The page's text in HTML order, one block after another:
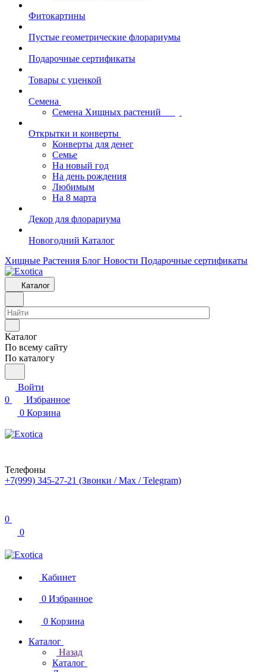
Фитокартины
Пустые геометрические флорариумы
Подарочные сертификаты
Товары с уценкой
Семена
Семена Хищных растений
Открытки и конверты
Конверты для денег
Семье
На новый год
На день рождения
Любимым
На 8 марта
Декор для флорариума
Новогодний Каталог
Хищные Растения Блог Новости Подарочные сертификаты
Каталог
Каталог
По всему сайту
По каталогу
Войти
0
Избранное
0 Корзина
Телефоны
+7(999) 345-27-21 (Звонки / Max / Telegram)
0
0
Кабинет
0 Избранное
0 Корзина
Каталог
Назад
Каталог